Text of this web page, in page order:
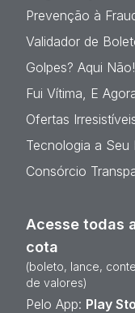
Prevenção à
Validador de
Golpes? Aqui Não!
Fui Vítima, E
Ofertas
Tecnologia a Seu
Consórcio
Acesse todas
cota
(boleto, lance,
de valores)
Pelo App: Play